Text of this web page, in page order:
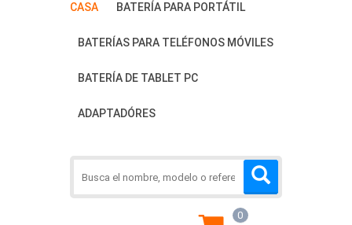
CASA BATERÍA PARA PORTÁTIL
BATERÍAS PARA TELÉFONOS MÓVILES
BATERÍA DE TABLET PC
ADAPTADÓRES
0